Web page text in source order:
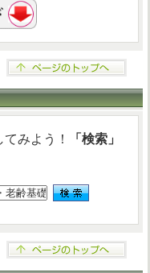
みよう！
「検索」